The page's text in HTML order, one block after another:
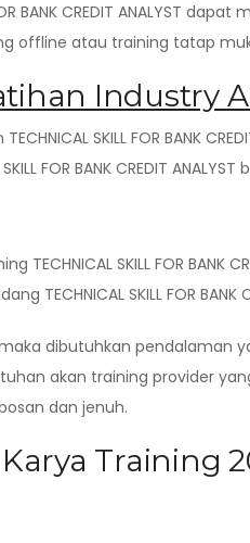
BANK CREDIT ANALYST
offline atau training tatap
Industry
SKILL FOR BANK
FOR BANK CREDIT
SKILL FOR BANK
SKILL FOR BANK
dibutuhkan pendalaman
akan training provider
dan jenuh.
Training